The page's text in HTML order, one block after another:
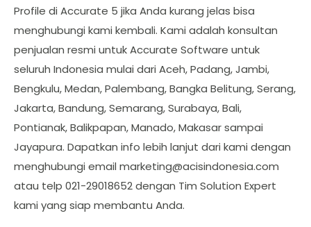
Profile di Accurate 5 jika Anda kurang jelas bisa
menghubungi kami kembali. Kami adalah konsultan
penjualan resmi untuk Accurate Software untuk
seluruh Indonesia mulai dari Aceh, Padang, Jambi,
Bengkulu, Medan, Palembang, Bangka Belitung, Serang,
Jakarta, Bandung, Semarang, Surabaya, Bali,
Pontianak, Balikpapan, Manado, Makasar sampai
Jayapura. Dapatkan info lebih lanjut dari kami dengan
menghubungi email marketing@acisindonesia.com
atau telp 021-29018652 dengan Tim Solution Expert
kami yang siap membantu Anda.